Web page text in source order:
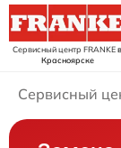
Сервисный центр FRANKEв
Красноярске
Сервисный